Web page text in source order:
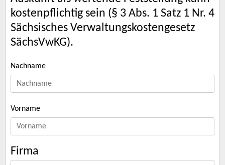
kostenpflichtig sein (§ 3 Abs. 1 Satz 1 Nr. 4
Sächsisches Verwaltungskostengesetz
SächsVwKG).
Nachname
Vorname
Firma